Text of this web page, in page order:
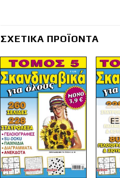
ΣΧΕΤΙΚΆ ΠΡΟΪΌΝΤΑ
Πρόσθήκη
στην λίστα
επιθυμιών